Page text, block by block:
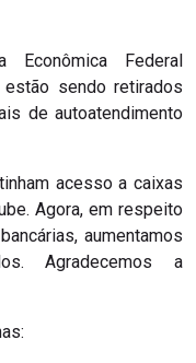
Federal
sendo retirados
de autoatendimento
acesso a caixas
Agora, em respeito
aumentamos
Agradecemos a